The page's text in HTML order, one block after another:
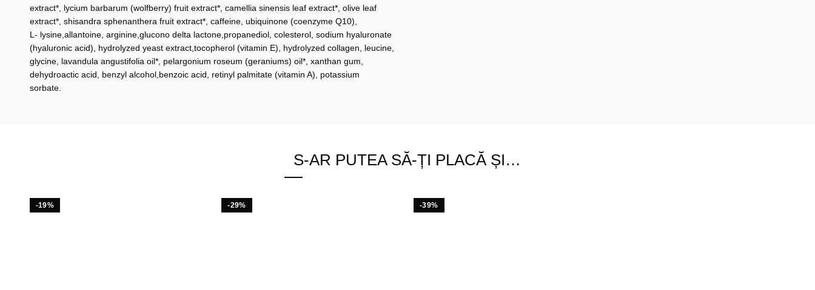
extract*, lycium barbarum (wolfberry) fruit extract*, camellia sinensis leaf extract*, olive leaf
extract*, shisandra sphenanthera fruit extract*, caffeine, ubiquinone (coenzyme Q10),
L- lysine,allantoine, arginine,glucono delta lactone,propanediol, colesterol, sodium hyaluronate
(hyaluronic acid), hydrolyzed yeast extract,tocopherol (vitamin E), hydrolyzed collagen, leucine,
glycine, lavandula angustifolia oil*, pelargonium roseum (geraniums) oil*, xanthan gum,
dehydroactic acid, benzyl alcohol,benzoic acid, retinyl palmitate (vitamin A), potassium
sorbate.
S-AR PUTEA SĂ-ȚI PLACĂ ȘI…
-19% -29% -39%